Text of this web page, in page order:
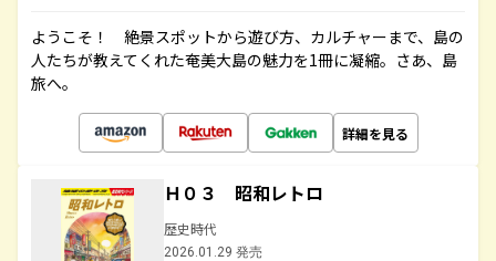
ようこそ！ 絶景スポットから遊び方、カルチャーまで、島の
人たちが教えてくれた奄美大島の魅力を1冊に凝縮。さあ、島
旅へ。
詳細を見る
Ｈ０３ 昭和レトロ
歴史時代
2026.01.29 発売